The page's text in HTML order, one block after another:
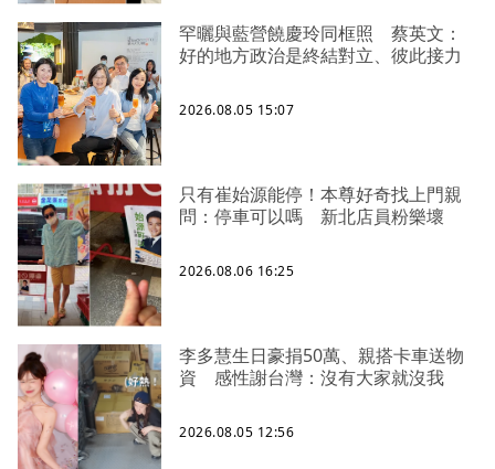
罕曬與藍營饒慶玲同框照 蔡英文：
好的地方政治是終結對立、彼此接力
2026.08.05 15:07
只有崔始源能停！本尊好奇找上門親
問：停車可以嗎 新北店員粉樂壞
2026.08.06 16:25
李多慧生日豪捐50萬、親搭卡車送物
資 感性謝台灣：沒有大家就沒我
2026.08.05 12:56